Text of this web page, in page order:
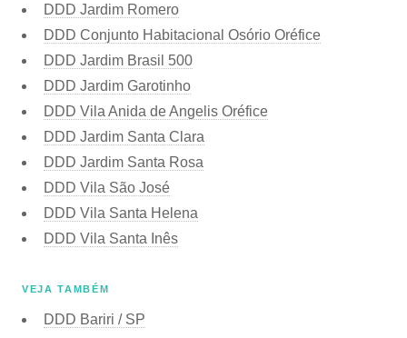
DDD Jardim Romero
DDD Conjunto Habitacional Osório Oréfice
DDD Jardim Brasil 500
DDD Jardim Garotinho
DDD Vila Anida de Angelis Oréfice
DDD Jardim Santa Clara
DDD Jardim Santa Rosa
DDD Vila São José
DDD Vila Santa Helena
DDD Vila Santa Inês
VEJA TAMBÉM
DDD Bariri / SP